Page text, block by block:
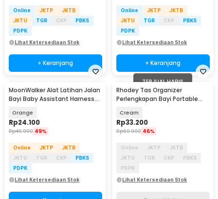
Online JKTP
JKTB
JKTU
TGR CKP
PBKS
PDPK
Lihat Ketersediaan Stok
+ Keranjang
Online JKTP
JKTB
JKTU
TGR CKP
PBKS
PDPK
Lihat Ketersediaan Stok
+ Keranjang
MoonWalker Alat Latihan Jalan
Bayi Baby Assistant Harnesses
Orange
Rp24.100
Rp46.900 49%
Online JKTP
JKTB
JKTU
TGR CKP
PBKS
PDPK
Lihat Ketersediaan Stok
TERJUAL HABIS
Rhodey Tas Organizer
Perlengkapan Bayi Portable
SS320
Cream
Rp33.200
Rp60.900 46%
Online JKTP
JKTB
JKTU
TGR CKP
PBKS
PDPK
Lihat Ketersediaan Stok